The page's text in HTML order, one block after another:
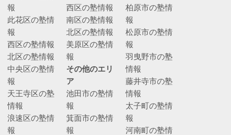
報
此花区の塾情
報
西区の塾情報
北区の塾情報
中央区の塾情
報
天王寺区の塾
情報
浪速区の塾情
報
西区の塾情報
南区の塾情報
北区の塾情報
美原区の塾情
報
その他のエリ
ア
池田市の塾情
報
箕面市の塾情
報
柏原市の塾情
報
松原市の塾情
報
羽曳野市の塾
情報
藤井寺市の塾
情報
太子町の塾情
報
河南町の塾情